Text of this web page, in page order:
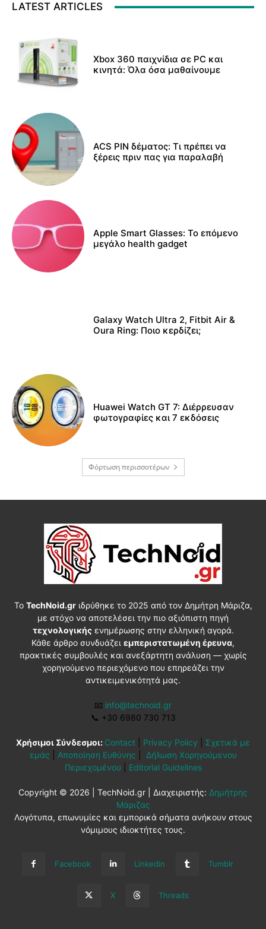
LATEST ARTICLES
Xbox 360 παιχνίδια σε PC και
κινητά: Όλα όσα μαθαίνουμε
ACS PIN δέματος: Τι πρέπει να
ξέρεις πριν πας για παραλαβή
Apple Smart Glasses: Το επόμενο
μεγάλο health gadget
Galaxy Watch Ultra 2, Fitbit Air &
Oura Ring: Ποιο κερδίζει;
Huawei Watch GT 7: Διέρρευσαν
φωτογραφίες και 7 εκδόσεις
Φόρτωση περισσοτέρων
Το TechNoid.grιδρύθηκε το 2025 από τον Δημήτρη Μάριζα,
με στόχο να αποτελέσει την πιο αξιόπιστη πηγή
τεχνολογικήςενημέρωσης στην ελληνική αγορά.
Κάθε άρθρο συνδυάζει εμπεριστατωμένη έρευνα,
πρακτικές συμβουλές και ανεξάρτητη ανάλυση — χωρίς
χορηγούμενο περιεχόμενο που επηρεάζει την
αντικειμενικότητά μας.
📧 info@technoid.gr
📞 +30 6980 730 713
Χρήσιμοι Σύνδεσμοι: Contact Privacy Policy
Σχετικά με
εμάς
Αποποίηση Ευθύνης
Δήλωση Χορηγούμενου
Περιεχομένου
Editorial Guidelines
Copyright © 2026 | TechNoid.gr | Διαχειριστής: Δημήτρης
Μάριζας
Λογότυπα, επωνυμίες και εμπορικά σήματα ανήκουν στους
νόμιμους ιδιοκτήτες τους.
Facebook Linkedin Tumblr
X Threads